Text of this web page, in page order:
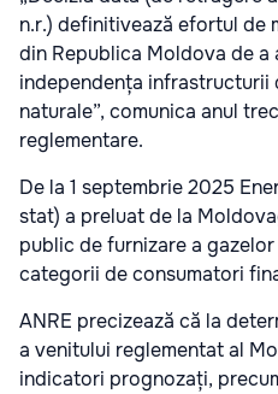
n.r.) definitivează efortul de
din Republica Moldova de a
independența infrastructurii
naturale”, comunica anul
reglementare.
De la 1 septembrie 2025
stat) a preluat de la
public de furnizare a
categorii de consumatori
ANRE precizează că la
a venitului reglementat al
indicatori prognozați,